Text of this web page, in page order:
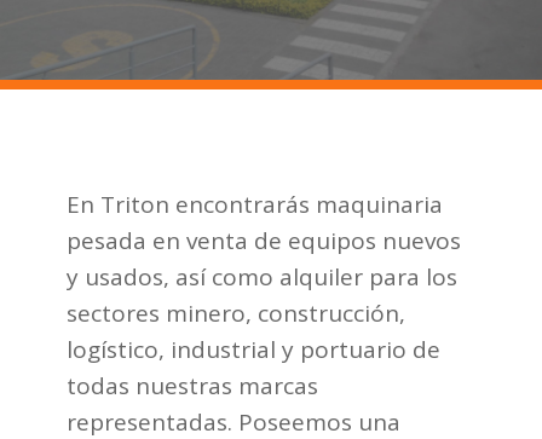
En Triton encontrarás maquinaria
pesada en venta de equipos nuevos
y usados, así como alquiler para los
sectores minero, construcción,
logístico, industrial y portuario de
todas nuestras marcas
representadas. Poseemos una